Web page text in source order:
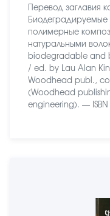
Перевод заглавия
полимерные
натуральными
biodegradable and
/ ed. by Lau Alan
Woodhead publ.,
(Woodhead
engineering). — ISBN